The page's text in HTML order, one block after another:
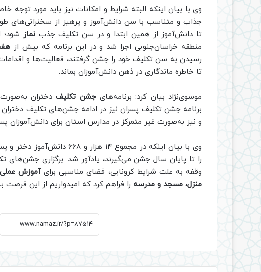
وی با بیان اینکه البته شرایط و امکانات نیز باید مورد توجه
جذاب و متناسب با سن دانش‌آموز و پرهیز از سخنرانی‌های
تا دانش‌آموز از همین ابتدا و در سن تکلیف جذبنماز شود؛
منطقه خراسان‌جنوبی اجرا شد و در این برنامه که بیش از هفت
رسیدن به سن تکلیف خود را جشن گرفتند، فعالیت‌ها و
تا خاطره ماندگاری در ذهن دانش‌آموزان بماند.
موسوی‌نژاد بیان کرد: برنامه‌هایجشن تکلیفدختران
برنامه جشن تکلیف پسران نیز در ادامه جشن‌های تکلیف
و نیز به‌صورت غیر متمرکز در مدارس استان برای دانش‌آموزان
وی با بیان اینکه در مجموع ۱۴
را تا پایان سال جشن می‌گیرند، یادآور شد: برگزاری
وقفه‌ به علت شرایط کرونایی، فضای مناسبی برایآموزش عملی
منزل، مسجد و مدرسه را فراهم کرد که امیدواریم از این